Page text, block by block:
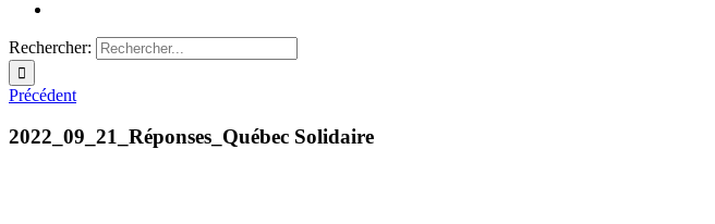
Rechercher:
Précédent
2022_09_21_Réponses_Québec Solidaire